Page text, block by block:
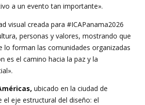
a un evento tan importante».
visual creada para #ICAPanama2026
personas y valores, mostrando que
lo forman las comunidades organizadas
es el camino hacia la paz y la
ubicado en la ciudad de
el eje estructural del diseño: el